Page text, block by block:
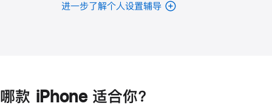
进一步了解个人设置辅导
哪款 iPhone 适合你？